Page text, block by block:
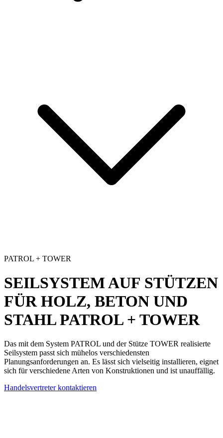
PATROL + TOWER
SEILSYSTEM AUF STÜTZEN
FÜR HOLZ, BETON UND
STAHLPATROL + TOWER
Das mit dem System PATROL und der Stütze TOWER realisierte
Seilsystem passt sich mühelos verschiedensten
Planungsanforderungen an. Es lässt sich vielseitig installieren, eignet
sich für verschiedene Arten von Konstruktionen und ist unauffällig.
Handelsvertreter kontaktieren